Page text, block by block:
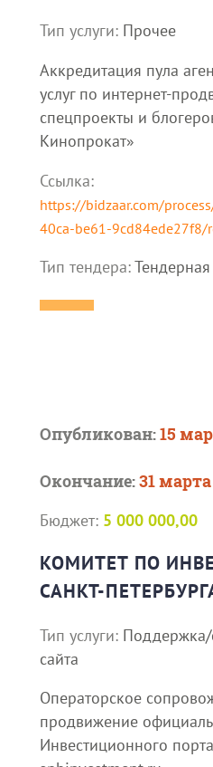
Тип услуги: Прочее
Аккредитация пула
услуг по интернет-
спецпроекты и
Кинопрокат»
Ссылка:
https://bidzaar.com/
40ca-be61-9cd84ede27f8/
Тип тендера:
Опубликован:15
Окончание:31 марта
Бюджет: 5 000 000,00
КОМИТЕТ ПО
САНКТ-
Тип услуги:
сайта
Операторское
продвижение
Инвестиционного